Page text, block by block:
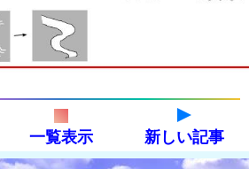
一覧表示 新しい記事